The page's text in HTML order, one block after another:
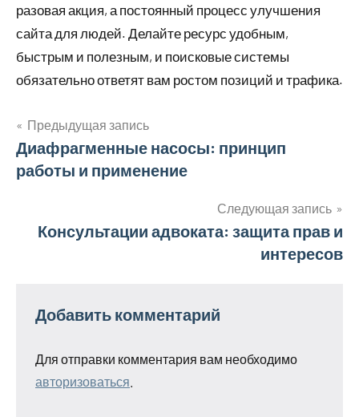
разовая акция, а постоянный процесс улучшения
сайта для людей. Делайте ресурс удобным,
быстрым и полезным, и поисковые системы
обязательно ответят вам ростом позиций и трафика.
Навигация
по
Предыдущая запись
Диафрагменные насосы: принцип
работы и применение
Следующая запись
Консультации адвоката: защита прав и
интересов
Добавить комментарий
Для отправки комментария вам необходимо
авторизоваться